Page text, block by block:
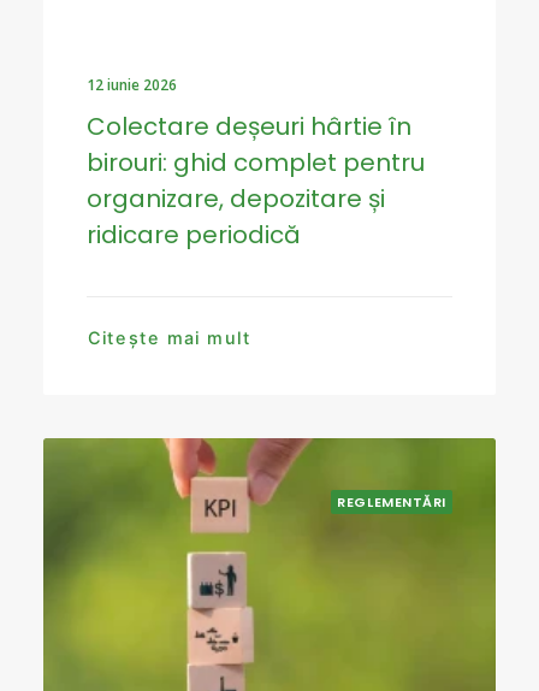
12 iunie 2026
Colectare deșeuri hârtie în
birouri: ghid complet pentru
organizare, depozitare și
ridicare periodică
Citește mai mult
REGLEMENTĂRI